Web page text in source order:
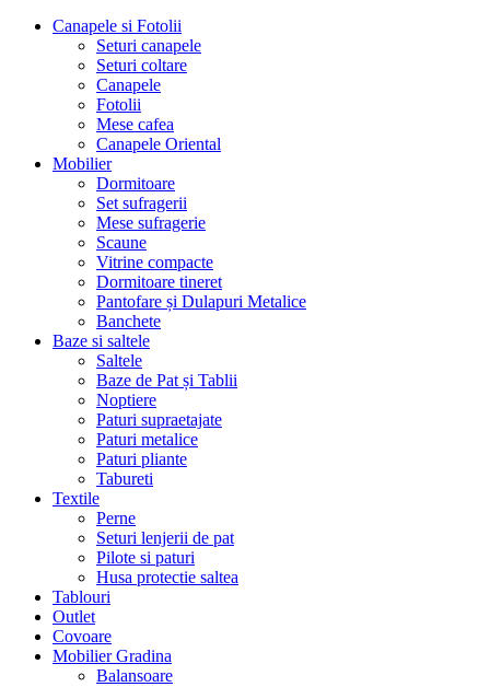
Canapele si Fotolii
Seturi canapele
Seturi coltare
Canapele
Fotolii
Mese cafea
Canapele Oriental
Mobilier
Dormitoare
Set sufragerii
Mese sufragerie
Scaune
Vitrine compacte
Dormitoare tineret
Pantofare și Dulapuri Metalice
Banchete
Baze si saltele
Saltele
Baze de Pat și Tablii
Noptiere
Paturi supraetajate
Paturi metalice
Paturi pliante
Tabureti
Textile
Perne
Seturi lenjerii de pat
Pilote si paturi
Husa protectie saltea
Tablouri
Outlet
Covoare
Mobilier Gradina
Balansoare